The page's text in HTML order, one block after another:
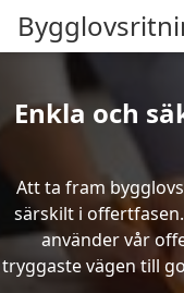
Enkla och
Att ta fram
särskilt i
använder vår
tryggaste vägen till